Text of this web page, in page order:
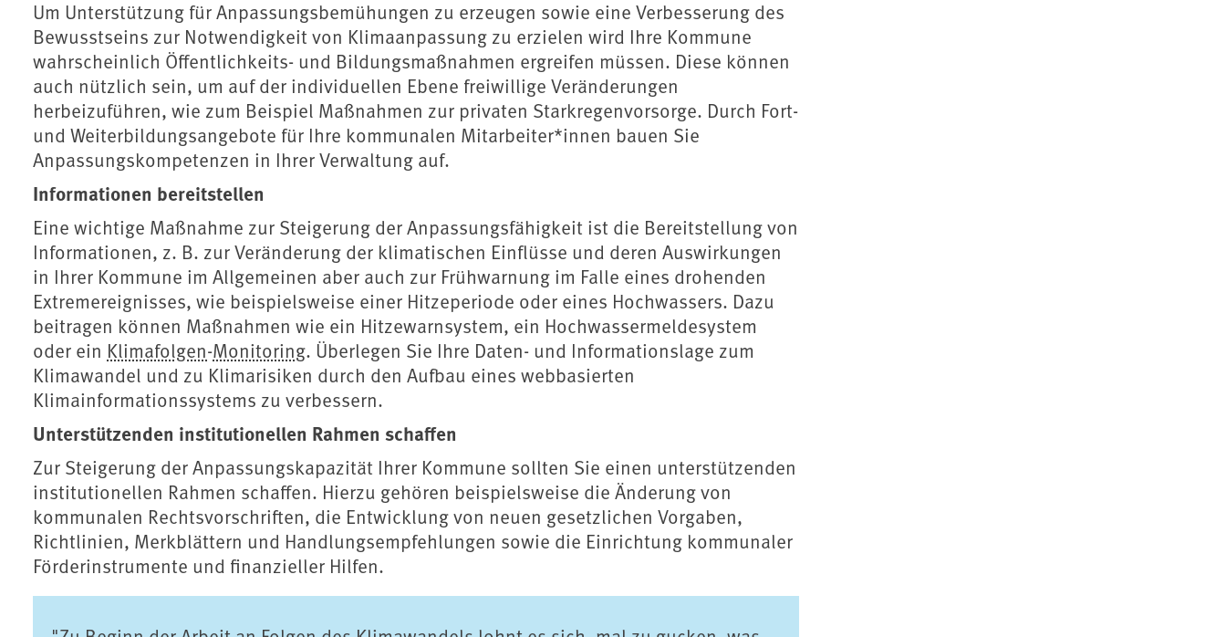
Um Unterstützung für Anpassungsbemühungen zu erzeugen sowie eine Verbesserung des
Bewusstseins zur Notwendigkeit von Klimaanpassung zu erzielen wird Ihre Kommune
wahrscheinlich Öffentlichkeits- und Bildungsmaßnahmen ergreifen müssen. Diese können
auch nützlich sein, um auf der individuellen Ebene freiwillige Veränderungen
herbeizuführen, wie zum Beispiel Maßnahmen zur privaten Starkregenvorsorge. Durch Fort-
und Weiterbildungsangebote für Ihre kommunalen Mitarbeiter*innen bauen Sie
Anpassungskompetenzen in Ihrer Verwaltung auf.
Informationen bereitstellen
Eine wichtige Maßnahme zur Steigerung der Anpassungsfähigkeit ist die Bereitstellung von
Informationen, z. B. zur Veränderung der klimatischen Einflüsse und deren Auswirkungen
in Ihrer Kommune im Allgemeinen aber auch zur Frühwarnung im Falle eines drohenden
Extremereignisses, wie beispielsweise einer Hitzeperiode oder eines Hochwassers. Dazu
beitragen können Maßnahmen wie ein Hitzewarnsystem, ein Hochwassermeldesystem
oder ein Klimafolgen-Monitoring. Überlegen Sie Ihre Daten- und Informationslage zum
Klimawandel und zu Klimarisiken durch den Aufbau eines webbasierten
Klimainformationssystems zu verbessern.
Unterstützenden institutionellen Rahmen schaffen
Zur Steigerung der Anpassungskapazität Ihrer Kommune sollten Sie einen unterstützenden
institutionellen Rahmen schaffen. Hierzu gehören beispielsweise die Änderung von
kommunalen Rechtsvorschriften, die Entwicklung von neuen gesetzlichen Vorgaben,
Richtlinien, Merkblättern und Handlungsempfehlungen sowie die Einrichtung kommunaler
Förderinstrumente und finanzieller Hilfen.